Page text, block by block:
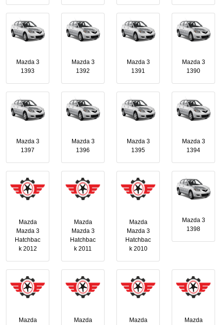
Mazda 3
1390
Mazda 3
1391
Mazda 3
1392
Mazda 3
1393
Mazda 3
1394
Mazda 3
1395
Mazda 3
1396
Mazda 3
1397
Mazda 3
1398
Mazda
Mazda 3
Hatchbac
k 2010
Mazda
Mazda 3
Hatchbac
k 2011
Mazda
Mazda 3
Hatchbac
k 2012
Mazda
Mazda
Mazda
Mazda